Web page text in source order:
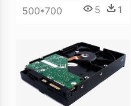
500*700 5 1